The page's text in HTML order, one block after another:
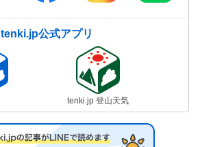
tenki.jp公式アプリ
tenki.jp 登山天気